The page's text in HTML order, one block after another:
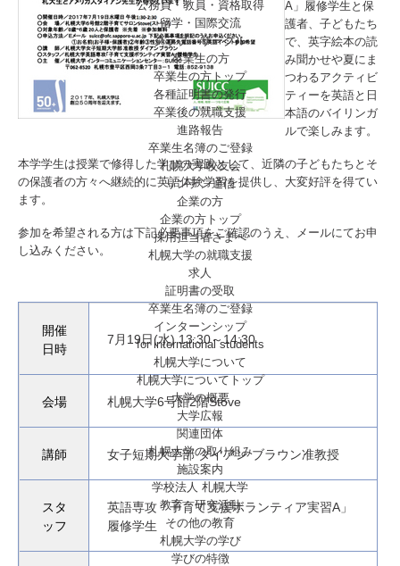
公務員・教員・資格取得
留学・国際交流
クラブ・サークル
卒業生の方
卒業生の方トップ
各種証明書の発行
卒業後の就職支援
進路報告
卒業生名簿のご登録
札幌大学校友会
リンデン通信
企業の方
企業の方トップ
採用担当者さまへ
札幌大学の就職支援
求人
証明書の受取
卒業生名簿のご登録
インターンシップ
for internationalstudents
札幌大学について
札幌大学についてトップ
大学の概要
大学広報
関連団体
札幌大学の取り組み
施設案内
学校法人 札幌大学
教育・研究活動
その他の教育
札幌大学の学び
学びの特徴
A」履修学生と保
護者、子どもたち
で、英字絵本の読
み聞かせや夏にま
つわるアクティビ
ティーを英語と日
本語のバイリンガ
ルで楽しみます。
本学学生は授業で修得した学びの実践として、近隣の子どもたちとそ
の保護者の方々へ継続的に英語体験学習を提供し、大変好評を得てい
ます。
参加を希望される方は下記必要事項をご確認のうえ、メールにてお申
し込みください。
開催
日時
7月19日(水) 13:30～14:30
会場 札幌大学6号館2階Stove
講師 女子短期大学部 ダイアン ブラウン准教授
スタ
ッフ
英語専攻「子育て支援ボランティア実習A」
履修学生